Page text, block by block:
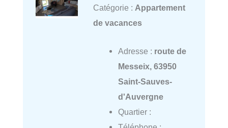
Catégorie : Appartement
de vacances
Adresse : route de
Messeix, 63950
Saint-Sauves-
d'Auvergne
Quartier :